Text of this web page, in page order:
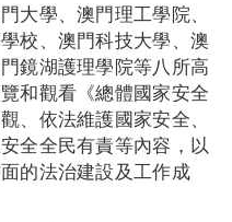
大學、澳門理工學院、
校、澳門科技大學、澳
鏡湖護理學院等八所高
和觀看《總體國家安全
、依法維護國家安全、
全全民有責等內容，以
的法治建設及工作成